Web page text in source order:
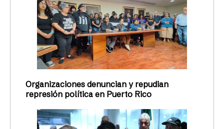
Organizaciones denuncian y repudian
represión política en Puerto Rico